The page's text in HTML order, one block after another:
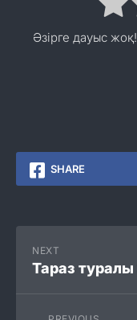
Әзірге дауыс
SHARE
NEXT